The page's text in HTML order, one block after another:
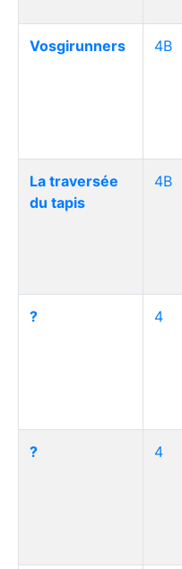
Vosgirunners 4B
La traversée
du tapis
4B
? 4
? 4